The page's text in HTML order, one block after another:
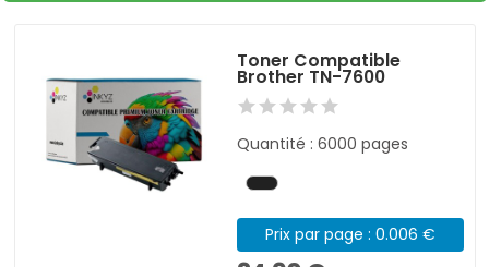
Toner Compatible
Brother TN-7600
Quantité : 6000 pages
Prix par page : 0.006 €